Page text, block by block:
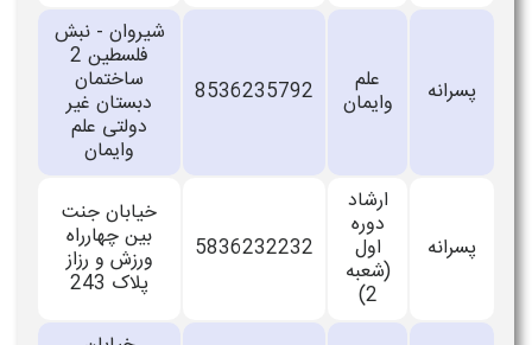
پسرانه علم
وایمان 8536235792
شیروان - نبش
فلسطین 2
ساختمان
دبستان غیر
دولتی علم
وایمان
پسرانه
ارشاد
دوره
اول
(شعبه
2)
5836232232
خیابان جنت
بین چهارراه
ورزش و رزاز
پلاک 243